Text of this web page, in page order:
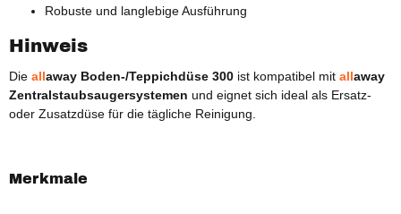
Robuste und langlebige Ausführung
Hinweis
Die allaway Boden-/Teppichdüse 300 ist kompatibel mit allaway
Zentralstaubsaugersystemen und eignet sich ideal als Ersatz-
oder Zusatzdüse für die tägliche Reinigung.
Merkmale